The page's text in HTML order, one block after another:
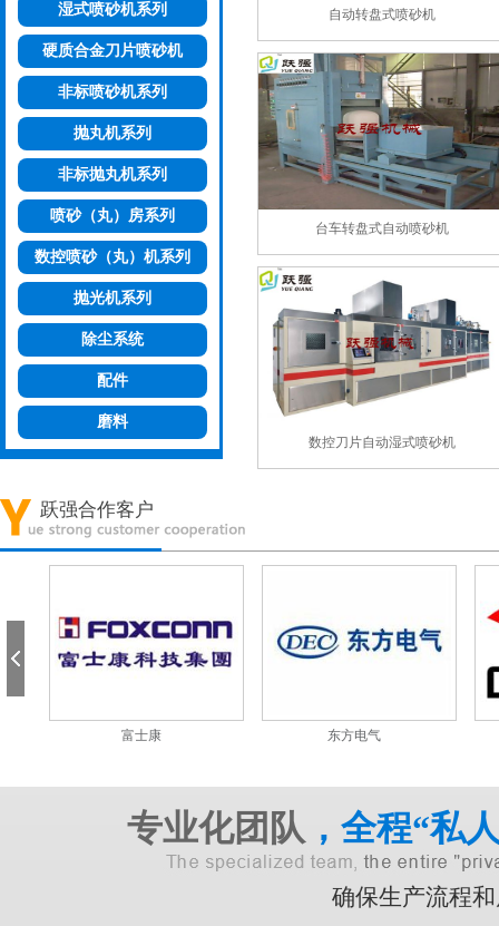
湿式喷砂机系列
硬质合金刀片喷砂机
非标喷砂机系列
抛丸机系列
非标抛丸机系列
喷砂（丸）房系列
数控喷砂（丸）机系列
抛光机系列
除尘系统
配件
磨料
自动转盘式喷砂机
台车转盘式自动喷砂机
数控刀片自动湿式喷砂机
跃强合作客户
富士康 东方电气
专业化团队 ，全程“私
确保生产流程